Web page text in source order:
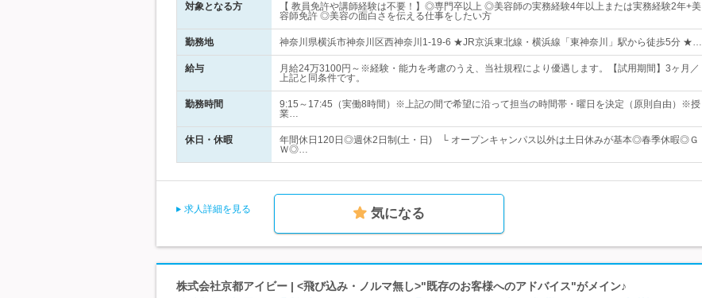
対象となる方
【 教員免許や講師経験は不要！】◎専門卒以上 ◎美容師の実務経験4年以上または実務経験2年+美
容師免許 ◎美容の面白さを伝える仕事をしたい方
勤務地 神奈川県横浜市神奈川区西神奈川1‐19‐6 ★JR京浜東北線・横浜線「東神奈川」駅から徒歩5分 ★…
給与
月給24万3100円～※経験・能力を考慮のうえ、当社規程により優遇します。【試用期間】3ヶ月／
上記と同条件です。
勤務時間
9:15～17:45（実働8時間）※上記の間で希望に沿って担当の時間帯・曜日を決定（原則自由）※授
業…
休日・休暇
年間休日120日◎週休2日制(土・日) └ オープンキャンパス以外は土日休みが基本◎春季休暇◎Ｇ
Ｗ◎…
求人詳細を見る 気になる
株式会社京都アイビー | <飛び込み・ノルマ無し>"既存のお客様へのアドバイス"がメイン♪